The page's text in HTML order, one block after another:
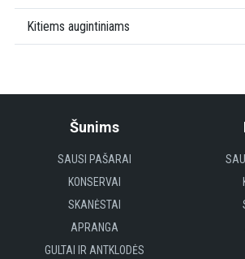
Kitiems augintiniams
Šunims
SAUSI PAŠARAI
KONSERVAI
SKANĖSTAI
APRANGA
GULTAI IR ANTKLODĖS